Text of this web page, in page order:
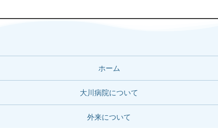
ホーム
大川病院について
外来について